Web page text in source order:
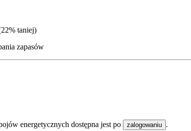
taniej)
zapasów
energetycznych dostępna jest po zalogowaniu .